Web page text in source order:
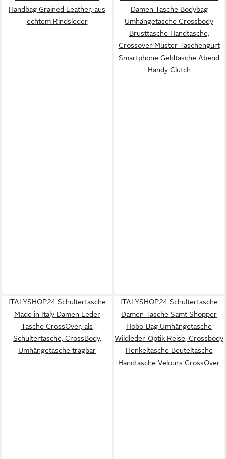
Handbag Grained Leather, aus
echtem Rindsleder
Damen Tasche Bodybag
Umhängetasche Crossbody
Brusttasche Handtasche,
Crossover Muster Taschengurt
Smartphone Geldtasche Abend
Handy Clutch
ITALYSHOP24 Schultertasche
Made in Italy Damen Leder
Tasche CrossOver, als
Schultertasche, CrossBody,
Umhängetasche tragbar
ITALYSHOP24 Schultertasche
Damen Tasche Samt Shopper
Hobo-Bag Umhängetasche
Wildleder-Optik Reise, Crossbody
Henkeltasche Beuteltasche
Handtasche Velours CrossOver